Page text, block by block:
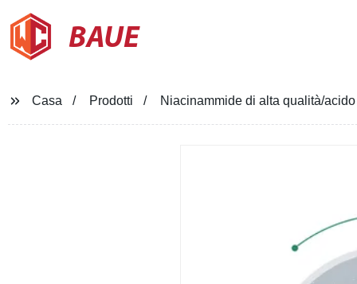
BAUE
Casa Prodotti Niacinammide di alta qualità/